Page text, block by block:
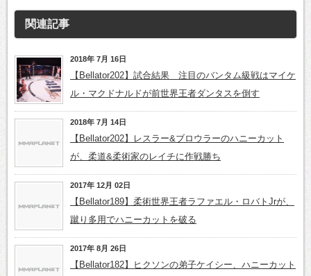
関連記事
2018年 7月 16日
【Bellator202】試合結果 注目のバンタム級戦はマイケ
ル・マクドナルドが前世界王者ダンタスを倒す
2018年 7月 14日
【Bellator202】レスラー&ブロウラーのハニーカット
が、柔道&柔術家のレイチに作戦勝ち
2017年 12月 02日
【Bellator189】柔術世界王者ラファエル・ロバトJrが、
蹴り多用でハニーカットを破る
2017年 8月 26日
【Bellator182】ヒクソンの弟子ケイシー、ハニーカット